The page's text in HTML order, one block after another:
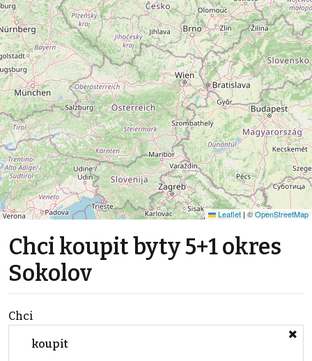
Leaflet | ©OpenStreetMap
Chci koupit byty 5+1 okres
Sokolov
Chci
koupit